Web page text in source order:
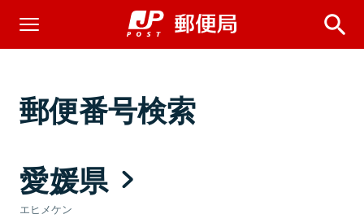
郵便番号検索
愛媛県
エヒメケン